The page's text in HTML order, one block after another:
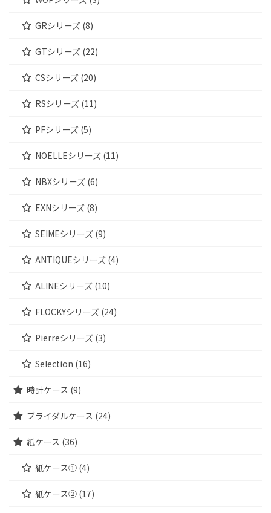
GRシリーズ (8)
GTシリーズ (22)
CSシリーズ (20)
RSシリーズ (11)
PFシリーズ (5)
NOELLEシリーズ (11)
NBXシリーズ (6)
EXNシリーズ (8)
SEIMEシリーズ (9)
ANTIQUEシリーズ (4)
ALINEシリーズ (10)
FLOCKYシリーズ (24)
Pierreシリーズ (3)
Selection (16)
時計ケース (9)
ブライダルケース (24)
紙ケース (36)
紙ケース① (4)
紙ケース② (17)